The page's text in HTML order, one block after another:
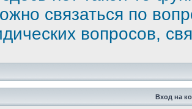
связаться по
вопросов,
Вход на